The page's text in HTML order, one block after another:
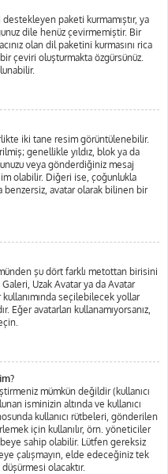
paketi kurmamıştır, ya
dile henüz çevirmemiştir. Bir
olan dil paketini kurmasını rica
çeviri oluşturmakta özgürsünüz.
iki tane resim görüntülenebilir.
genellikle yıldız, blok ya da
veya gönderdiğiniz mesaj
olabilir. Diğeri ise, çoğunlukla
benzersiz, avatar olarak bilinen bir
şu dört farklı metottan birisini
Uzak Avatar ya da Avatar
seçilebilecek yollar
Eğer avatarları kullanamıyorsanız,
mümkün değildir (kullanıcı
isminizin altında ve kullanıcı
kullanıcı rütbeleri, gönderilen
için kullanılır, örn. yöneticiler
sahip olabilir. Lütfen gereksiz
çalışmayın, elde edeceğiniz tek
düşürmesi olacaktır.